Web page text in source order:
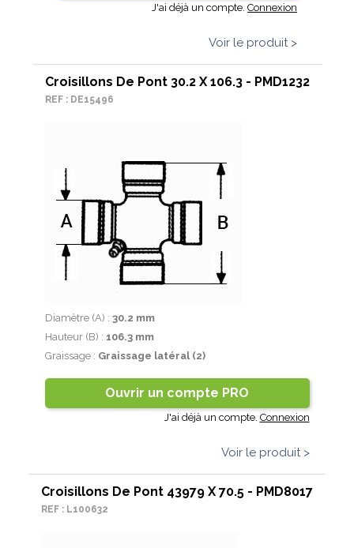
J'ai déjà un compte. Connexion
Voir le produit >
Croisillons De Pont 30.2 X 106.3 - PMD1232
REF : DE15496
Diamètre (A) : 30.2 mm
Hauteur (B) : 106.3 mm
Graissage : Graissage latéral (2)
Ouvrir un compte PRO
J'ai déjà un compte. Connexion
Voir le produit >
Croisillons De Pont 43979 X 70.5 - PMD8017
REF : L100632